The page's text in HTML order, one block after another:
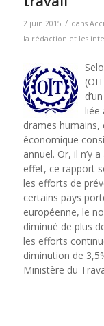
2 juin 2015 / dans
la rédaction et les
liée
drames
économique
annuel. Or, il n’y
effet, ce rapport
les efforts de
certains pays
européenne, le
diminué de plus
les efforts
diminution de
Ministère du